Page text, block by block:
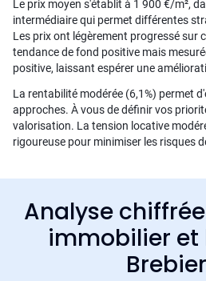
Le prix moyen s'établit à 1 900 €/m²,
intermédiaire qui permet différentes
Les prix ont légèrement progressé sur
tendance de fond positive mais
positive, laissant espérer une
La rentabilité modérée (6,1%) permet
approches. À vous de définir vos
valorisation. La tension locative
rigoureuse pour minimiser les risques
Analyse
immobilier